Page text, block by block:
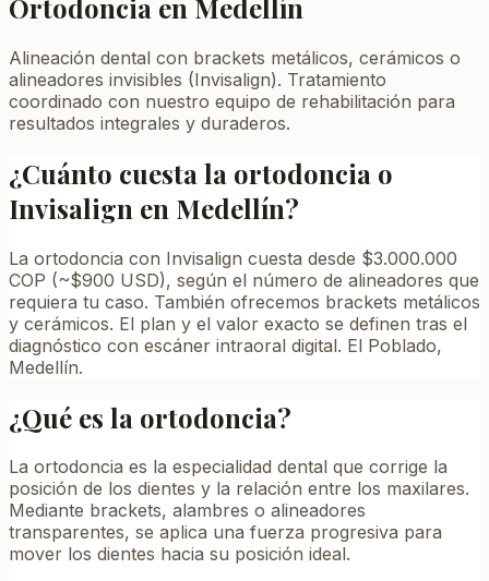
Ortodoncia en Medellín
Alineación dental con brackets metálicos, cerámicos o
alineadores invisibles (Invisalign). Tratamiento
coordinado con nuestro equipo de rehabilitación para
resultados integrales y duraderos.
¿Cuánto cuesta la ortodoncia o
Invisalign en Medellín?
La ortodoncia con Invisalign cuesta desde $3.000.000
COP (~$900 USD), según el número de alineadores que
requiera tu caso. También ofrecemos brackets metálicos
y cerámicos. El plan y el valor exacto se definen tras el
diagnóstico con escáner intraoral digital. El Poblado,
Medellín.
¿Qué es la ortodoncia?
La ortodoncia es la especialidad dental que corrige la
posición de los dientes y la relación entre los maxilares.
Mediante brackets, alambres o alineadores
transparentes, se aplica una fuerza progresiva para
mover los dientes hacia su posición ideal.